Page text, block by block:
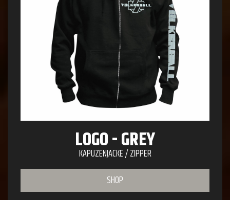
LOGO - GREY
KAPUZENJACKE / ZIPPER
SHOP